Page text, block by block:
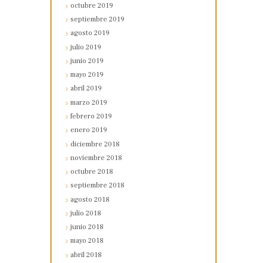
octubre2019
septiembre2019
agosto2019
julio2019
junio2019
mayo2019
abril2019
marzo2019
febrero2019
enero2019
diciembre2018
noviembre2018
octubre2018
septiembre2018
agosto2018
julio2018
junio2018
mayo2018
abril2018